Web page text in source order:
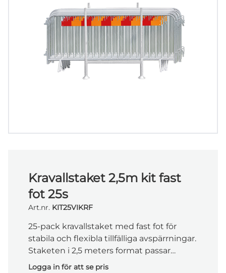
Kravallstaket 2,5m kit fast
fot 25s
Art.nr. KIT25VIKRF
25-pack kravallstaket med fast fot för
stabila och flexibla tillfälliga avspärrningar.
Staketen i 2,5 meters format passar
byggarbetsplatser, event och andra
Logga in för att se pris